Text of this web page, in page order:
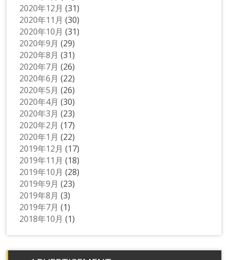
2020年12月 (31)
2020年11月 (30)
2020年10月 (31)
2020年9月 (29)
2020年8月 (31)
2020年7月 (26)
2020年6月 (22)
2020年5月 (26)
2020年4月 (30)
2020年3月 (23)
2020年2月 (17)
2020年1月 (22)
2019年12月 (17)
2019年11月 (18)
2019年10月 (28)
2019年9月 (23)
2019年8月 (3)
2019年7月 (1)
2018年10月 (1)